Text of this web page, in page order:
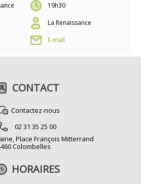
19h30
La Renaissance
E-mail
CONTACT
Contactez-nous
02 31 35 25 00
Place François Mitterrand
Colombelles
HORAIRES